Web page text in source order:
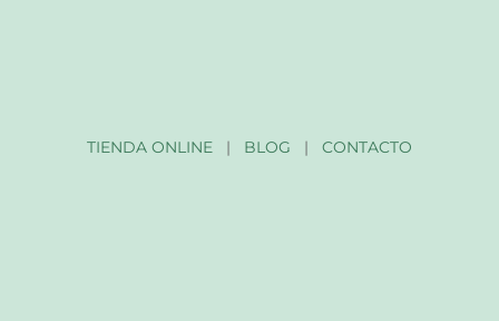
TIENDA ONLINE| BLOG | CONTACTO